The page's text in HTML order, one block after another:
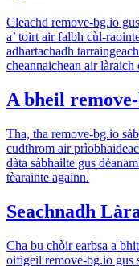
Cleachd remove-bg.io
a’ toirt air falbh cùl-
adhartachadh
cheannaichean air làraich
A bheil
Tha, tha remove-bg.io
cudthrom air
dàta sàbhailte gus
tèarainte againn.
Seachnadh
Cha bu chòir earbsa a
oifigeil remove-bg.io gus